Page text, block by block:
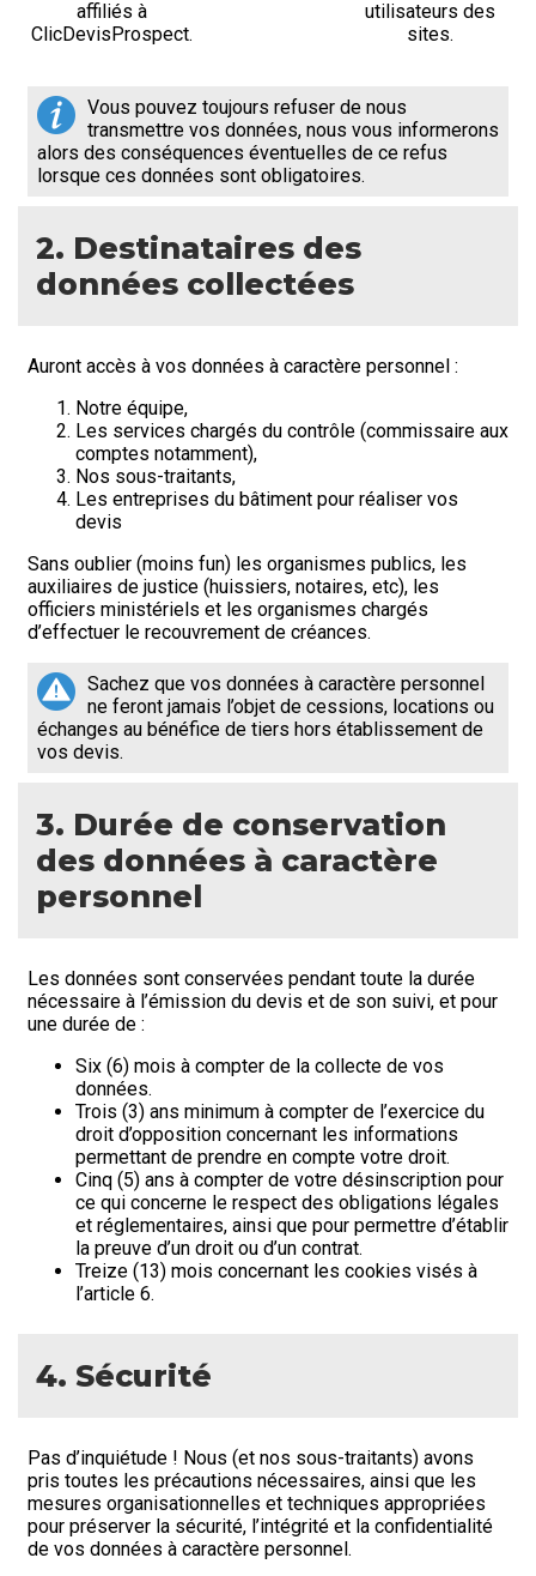
affiliés à
ClicDevisProspect.
utilisateurs des
sites.
Vous pouvez toujours refuser de nous
transmettre vos données, nous vous informerons
alors des conséquences éventuelles de ce refus
lorsque ces données sont obligatoires.
2. Destinataires des
données collectées
Auront accès à vos données à caractère personnel :
Notre équipe,
Les services chargés du contrôle (commissaire aux
comptes notamment),
Nos sous-traitants,
Les entreprises du bâtiment pour réaliser vos
devis
Sans oublier (moins fun) les organismes publics, les
auxiliaires de justice (huissiers, notaires, etc), les
officiers ministériels et les organismes chargés
d’effectuer le recouvrement de créances.
Sachez que vos données à caractère personnel
ne feront jamais l’objet de cessions, locations ou
échanges au bénéfice de tiers hors établissement de
vos devis.
3. Durée de conservation
des données à caractère
personnel
Les données sont conservées pendant toute la durée
nécessaire à l’émission du devis et de son suivi, et pour
une durée de :
Six (6) mois à compter de la collecte de vos
données.
Trois (3) ans minimum à compter de l’exercice du
droit d’opposition concernant les informations
permettant de prendre en compte votre droit.
Cinq (5) ans à compter de votre désinscription pour
ce qui concerne le respect des obligations légales
et réglementaires, ainsi que pour permettre d’établir
la preuve d’un droit ou d’un contrat.
Treize (13) mois concernant les cookies visés à
l’article 6.
4. Sécurité
Pas d’inquiétude ! Nous (et nos sous-traitants) avons
pris toutes les précautions nécessaires, ainsi que les
mesures organisationnelles et techniques appropriées
pour préserver la sécurité, l’intégrité et la confidentialité
de vos données à caractère personnel.